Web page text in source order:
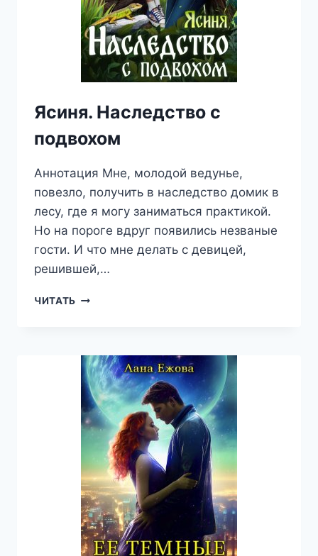
Ясиня. Наследство с
подвохом
Аннотация Мне, молодой ведунье,
повезло, получить в наследство домик в
лесу, где я могу заниматься практикой.
Но на пороге вдруг появились незваные
гости. И что мне делать с девицей,
решившей,…
ЧИТАТЬ ЯСИНЯ.